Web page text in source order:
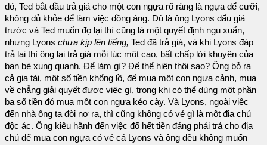
đó, Ted bắt đầu trả giá cho một con ngựa rõ ràng là ngựa để cưỡi,
không đủ khỏe để làm việc đồng áng. Dù là ông Lyons đấu giá
trước và Ted muốn đọ lại thì cũng là một quyết định ngu xuẩn,
nhưng Lyons chưa kịp lên tiếng, Ted đã trả giá, và khi Lyons đáp
trả lại thì ông lại trả giá mỗi lúc một cao, bất chấp lời khuyên của
bạn bè xung quanh. Để làm gì? Để thể hiện thôi sao? Ông bỏ ra
cả gia tài, một số tiền khổng lồ, để mua một con ngựa cảnh, mua
về chẳng giải quyết được việc gì, trong khi có thể dùng một phần
ba số tiền đó mua một con ngựa kéo cày. Và Lyons, ngoài việc
đến nhà ông ta đòi nợ ra, thì cũng không có vẻ gì là một địa chủ
độc ác. Ông kiêu hãnh đến việc đổ hết tiền đáng phải trả cho địa
chủ để mua con ngựa có vẻ cả Lyons và ông đều không muốn